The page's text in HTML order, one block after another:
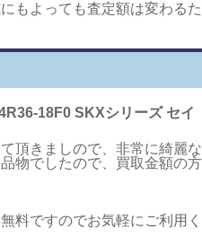
もよっても査定額は変わるた
18F0 SKXシリーズ セイ
頂きましので、非常に綺麗な
物でしたので、買取金額の方
料ですのでお気軽にご利用く